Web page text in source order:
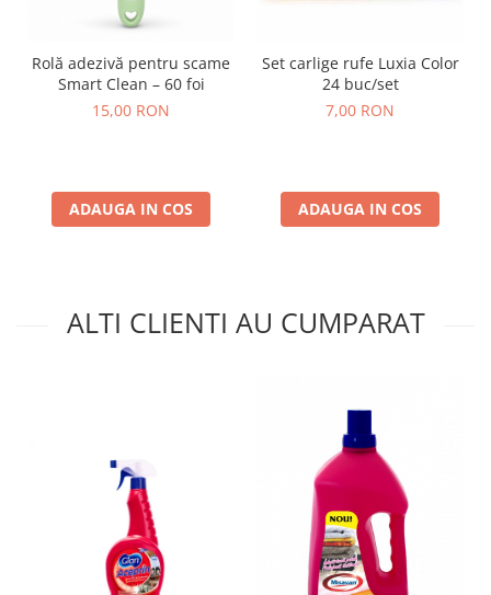
Rolă adezivă pentru scame
Smart Clean – 60 foi
15,00 RON
ADAUGA IN COS
Set carlige rufe Luxia Color
24 buc/set
7,00 RON
ADAUGA IN COS
ALTI CLIENTI AU CUMPARAT